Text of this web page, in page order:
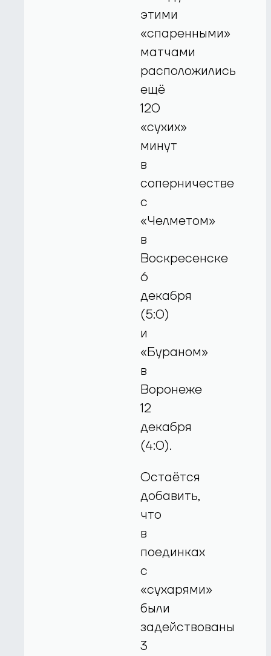
этими
«спаренными»
матчами
расположились
ещё
120
«сухих»
минут
в
соперничестве
с
«Челметом»
в
Воскресенске
6
декабря
(5:0)
и
«Бураном»
в
Воронеже
12
декабря
(4:0).
Остаётся
добавить,
что
в
поединках
с
«сухарями»
были
задействованы
3